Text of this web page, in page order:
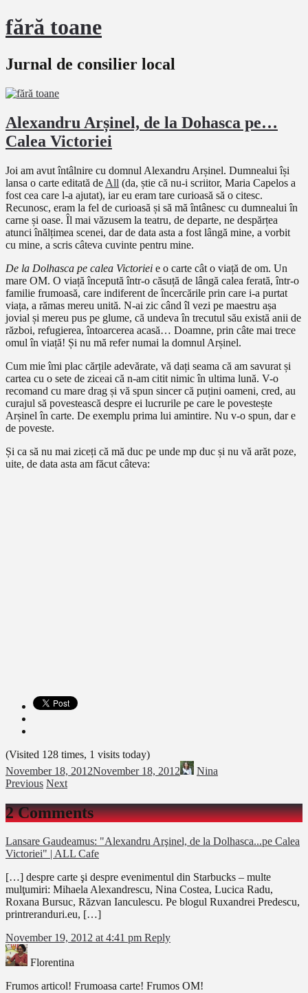
fără toane
Jurnal de consilier local
Alexandru Arșinel, de la Dohasca pe…
Calea Victoriei
Joi am avut întâlnire cu domnul Alexandru Arșinel. Dumnealui își
lansa o carte editată de All (da, știe că nu-i scriitor, Maria Capelos a
fost cea care l-a ajutat), iar eu eram tare curioasă să o citesc.
Recunosc, eram la fel de curioasă și să mă întânesc cu dumnealui în
carne și oase. Îl mai văzusem la teatru, de departe, ne despărțea
atunci înălțimea scenei, dar de data asta a fost lângă mine, a vorbit
cu mine, a scris câteva cuvinte pentru mine.
De la Dolhasca pe calea Victoriei e o carte cât o viață de om. Un
mare OM. O viață începută într-o căsuță de lângă calea ferată, într-o
familie frumoasă, care indiferent de încercările prin care i-a purtat
viața, a rămas mereu unită. N-ai zic când îl vezi pe maestru așa
jovial și mereu pus pe glume, că undeva în trecutul său există anii de
război, refugierea, întoarcerea acasă… Doamne, prin câte mai trece
omul în viață! Și nu mă refer numai la domnul Arșinel.
Cum mie îmi plac cărțile adevărate, vă dați seama că am savurat și
cartea cu o sete de ziceai că n-am citit nimic în ultima lună. V-o
recomand cu mare drag și vă spun sincer că puțini oameni, cred, au
curajul să povestească despre ei lucrurile pe care le povestește
Arșinel în carte. De exemplu prima lui amintire. Nu v-o spun, dar e
de poveste.
Și ca să nu mai ziceți că mă duc pe unde mp duc și nu vă arăt poze,
uite, de data asta am făcut câteva:
(Visited 128 times, 1 visits today)
November 18, 2012November 18, 2012
Nina
Previous Next
2 Comments
Lansare Gaudeamus: "Alexandru Arşinel, de la Dolhasca...pe Calea
Victoriei" | ALL Cafe
[…] despre carte şi despre evenimentul din Starbucks – multe
mulţumiri: Mihaela Alexandrescu, Nina Costea, Lucica Radu,
Roxana Bursuc, Răzvan Ianculescu. Pe blogul Ruxandrei Predescu,
printreranduri.eu, […]
November 19, 2012 at 4:41 pm Reply
Florentina
Frumos articol! Frumoasa carte! Frumos OM!